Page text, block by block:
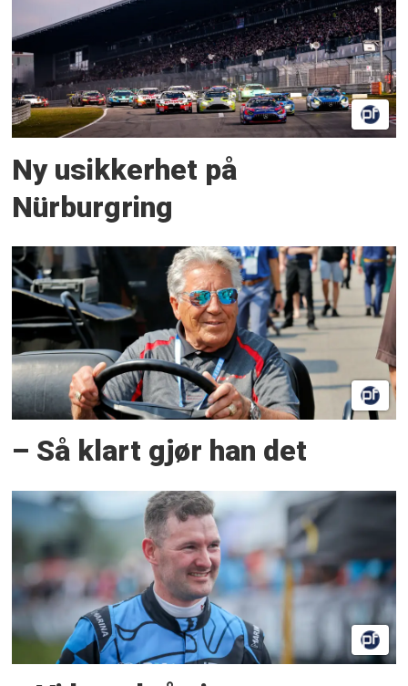
Ny usikkerhet på
Nürburgring
– Så klart gjør han det